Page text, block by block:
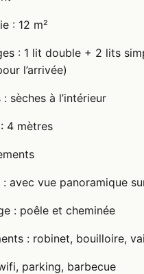
: 12 m²
: 1 lit double + 2 lits
l’arrivée)
sèches à l’intérieur
4 mètres
: avec vue panoramique
: poêle et cheminée
: robinet, bouilloire,
parking, barbecue